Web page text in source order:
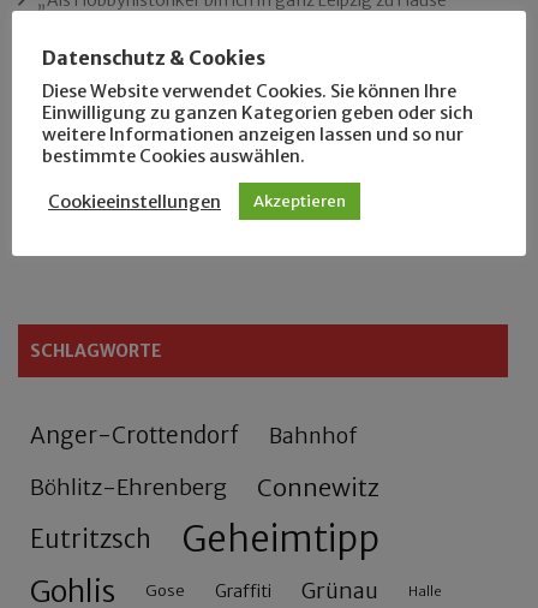
Das neue Eutritzsch-Buch
Der Leipziger Schmiedetag von 1904
SCHLAGWORTE
Anger-Crottendorf Bahnhof
Böhlitz-Ehrenberg Connewitz
Eutritzsch Geheimtipp
Gohlis Gose Graffiti Grünau Halle
Datenschutz & Cookies
Diese Website verwendet Cookies. Sie können Ihre
Einwilligung zu ganzen Kategorien geben oder sich
weitere Informationen anzeigen lassen und so nur
bestimmte Cookies auswählen.
Cookieeinstellungen Akzeptieren